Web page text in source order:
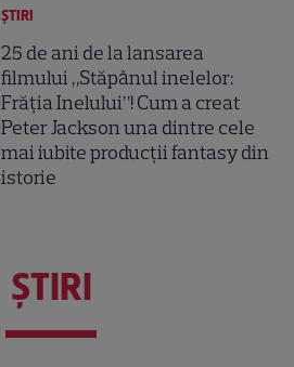
ȘTIRI
25 de ani de la lansarea
filmului „Stăpânul inelelor:
Frăția Inelului”! Cum a creat
Peter Jackson una dintre cele
mai iubite producții fantasy din
istorie
ŞTIRI